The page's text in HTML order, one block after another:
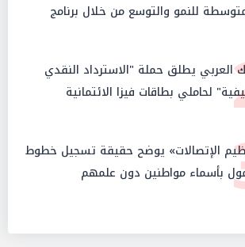
للنمو والتوسع من خلال برنامج
المشروعات الصغيرة والمتوسطة
العربي يطلق حملة "الاسترداد النقدي
لحاملي بطاقات فيزا الائتمانية
الإتصالات» يوضح حقيقة تسجيل خطوط
بأسماء مواطنين دون علمهم